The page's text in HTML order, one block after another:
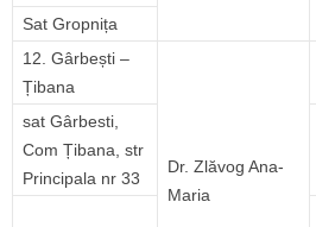
Sat Gropnița
12. Gârbești –
Țibana
Dr. Zlăvog Ana-
Maria
sat Gârbesti,
Com Țibana, str
Principala nr 33